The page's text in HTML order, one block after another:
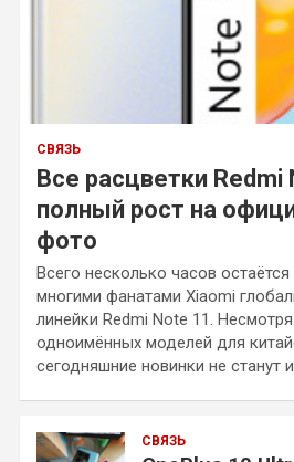
СВЯЗЬ
Все расцветки Redmi
полный рост на
фото
Всего несколько часов
многими фанатами Xiaomi
линейки Redmi Note 11.
одноимённых моделей для
сегодняшние новинки не станут
СВЯЗЬ